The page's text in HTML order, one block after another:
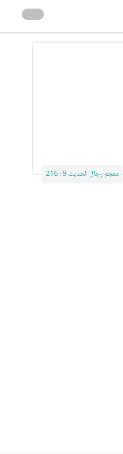
معجم رجال الحديث 9 : 216